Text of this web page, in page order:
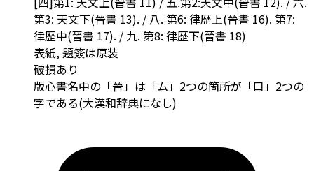
第3: 天文下(晉書 13). / 八. 第6: 律歴上(晉書 16). 第7:
律歴中(晉書 17). / 九. 第8: 律歴下(晉書 18)
表紙, 題簽は原装
破損あり
版心書名中の「晉」は「ム」2つの箇所が「口」2つの
字である(大漢和辞典になし)